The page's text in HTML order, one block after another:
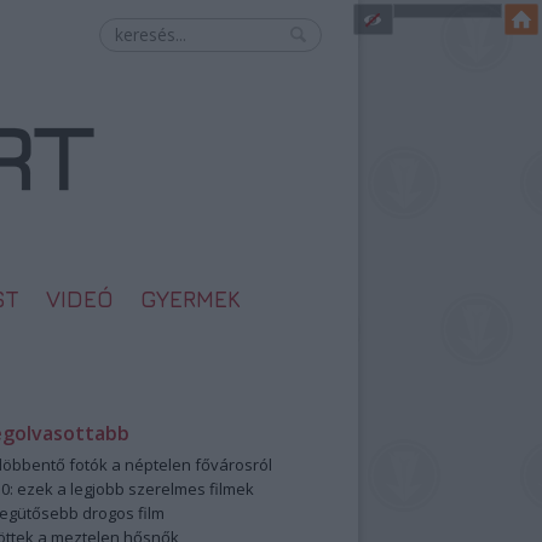
VIDEÓ GYERMEK
fotók a néptelen fővárosról
ezek a legjobb szerelmes filmek
drogos film
a meztelen hősnők